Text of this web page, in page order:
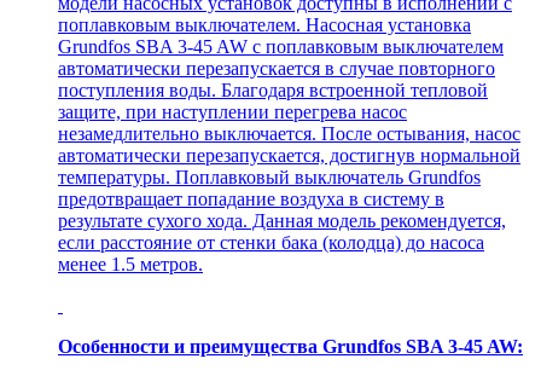
поплавковым выключателем. Насосная установка
Grundfos SBA 3-45 AW с поплавковым выключателем
автоматически перезапускается в случае повторного
поступления воды. Благодаря встроенной тепловой
защите, при наступлении перегрева насос
незамедлительно выключается. После остывания, насос
автоматически перезапускается, достигнув нормальной
температуры. Поплавковый выключатель Grundfos
предотвращает попадание воздуха в систему в
результате сухого хода. Данная модель рекомендуется,
если расстояние от стенки бака (колодца) до насоса
менее 1.5 метров.
Особенности и преимущества Grundfos SBA 3-45 AW: